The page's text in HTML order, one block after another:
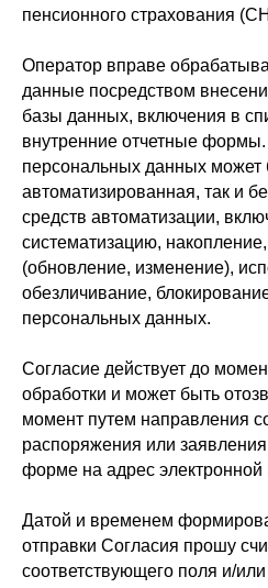
пенсионного страхования
Оператор вправе
данные посредством
базы данных, включения в
внутренние отчетные
персональных данных может
автоматизированная, так и
средств автоматизации,
систематизацию,
(обновление, изменение),
обезличивание,
персональных данных.
Согласие действует до
обработки и может быть
момент путем направления
распоряжения или
форме на адрес
Датой и временем
отправки Согласия прошу
соответствующего поля и/